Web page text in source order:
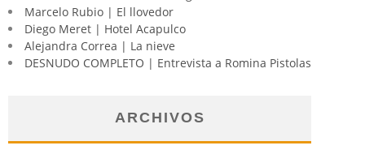
Marcelo Rubio | El llovedor
Diego Meret | Hotel Acapulco
Alejandra Correa | La nieve
DESNUDO COMPLETO | Entrevista a Romina Pistolas
ARCHIVOS